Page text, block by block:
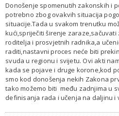
Donošenje spomenutih zakonskih i
potrebno zbog ovakvih situacija
situacije.Tada u svakom trenutku
kući,spriječiti širenje
roditelja i prosvjetnih radnika,a
raditi,nastavni proces neće biti
svuda u regionu i svijetu. Ovi akti
kada se pojave i druge korone,kod
smo kod donošenja nekih Zakona
tako možemo biti među zadnjima u
definisanja rada i učenja na daljinu i